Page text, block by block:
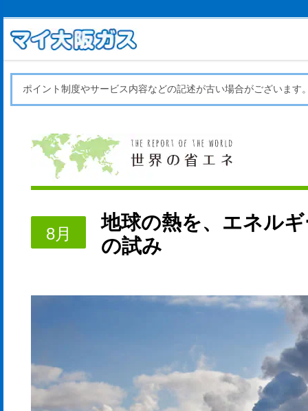
ポイント制度やサービス内容などの記述が古い場合がございます
8月
地球の熱を、エネル
の試み